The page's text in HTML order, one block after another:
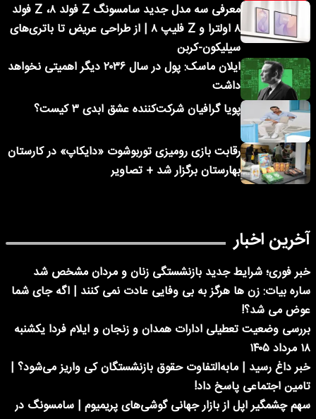
معرفی سه مدل جدید سامسونگ Z فولد ۸، Z فولد
۸ اولترا و Z فلیپ ۸ | از طراحی عریض تا باتری‌های
سیلیکون-کربن
ایلان ماسک: پول در سال ۲۰۳۶ دیگر اهمیتی نخواهد
داشت
پویا گرافیان شرکت‌کننده عشق ابدی ۳ کیست؟
رقابت بازی رومیزی توربوشوت «دایکاپ» در کارستان
بهارستان برگزار شد + تصاویر
آخرین اخبار
خبر فوری؛ شرایط جدید بازنشستگی زنان و مردان مشخص شد
ساره بیات: زن ها هرگز به بی وفایی عادت نمی کنند | اگه جای شما
عوض می شد؟!
بررسی وضعیت تعطیلی ادارات همدان و زنجان و ایلام فردا یکشنبه
۱۸ مرداد ۱۴۰۵
خبر داغ رسید | مابه‌التفاوت حقوق بازنشستگان کی واریز می‌شود؟ |
تامین اجتماعی پاسخ داد!
سهم چشمگیر اپل از بازار جهانی گوشی‌های پریمیوم | سامسونگ در